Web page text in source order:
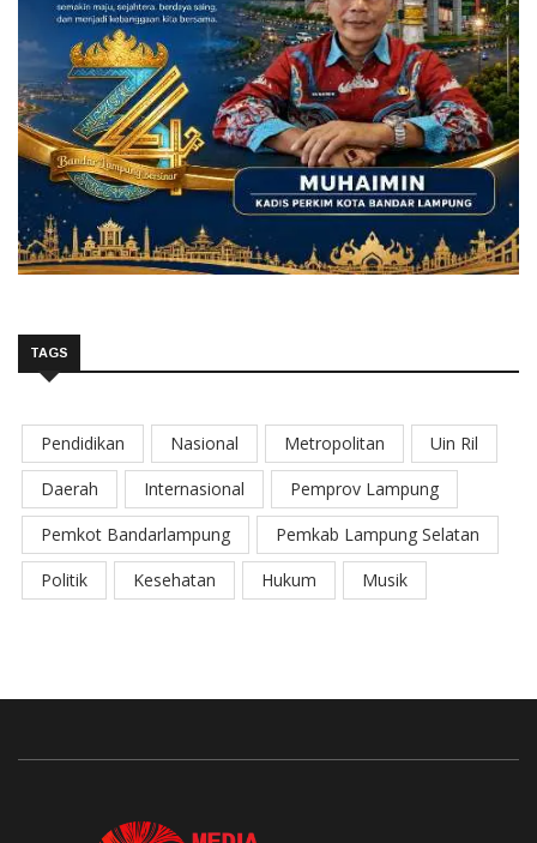
TAGS
Pendidikan Nasional Metropolitan
Uin Ril
Daerah
Internasional
Pemprov Lampung
Pemkot Bandarlampung
Pemkab Lampung Selatan
Politik
Kesehatan Hukum Musik